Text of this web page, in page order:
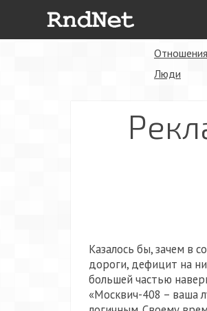
Отношения
Люди
Казалось бы, зачем в
дороги, дефицит на
большей частью
«Москвич-408 – ваша